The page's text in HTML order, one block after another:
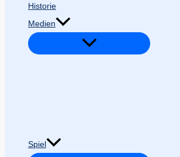
Historie
Medien
Spiel